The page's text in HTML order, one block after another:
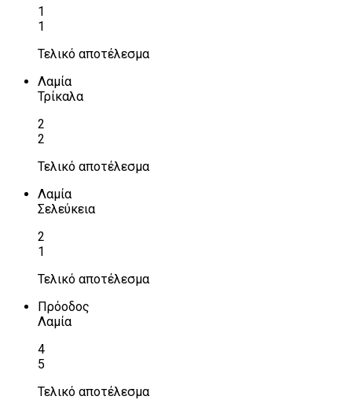
1
1
Τελικό αποτέλεσμα
Λαμία
Τρίκαλα
2
2
Τελικό αποτέλεσμα
Λαμία
Σελεύκεια
2
1
Τελικό αποτέλεσμα
Πρόοδος
Λαμία
4
5
Τελικό αποτέλεσμα